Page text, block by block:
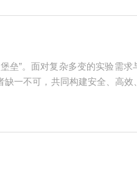
”。面对复杂多变的实验需
不可，共同构建安全、高效